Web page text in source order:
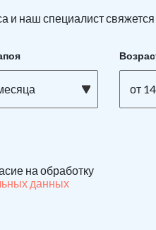
и наш специалист
от
на обработку
данных